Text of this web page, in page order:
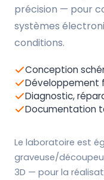
précision — pour
systèmes
conditions.
Conception
Développement
Diagnostic,
Documentation
Le laboratoire est
graveuse/
3D — pour la